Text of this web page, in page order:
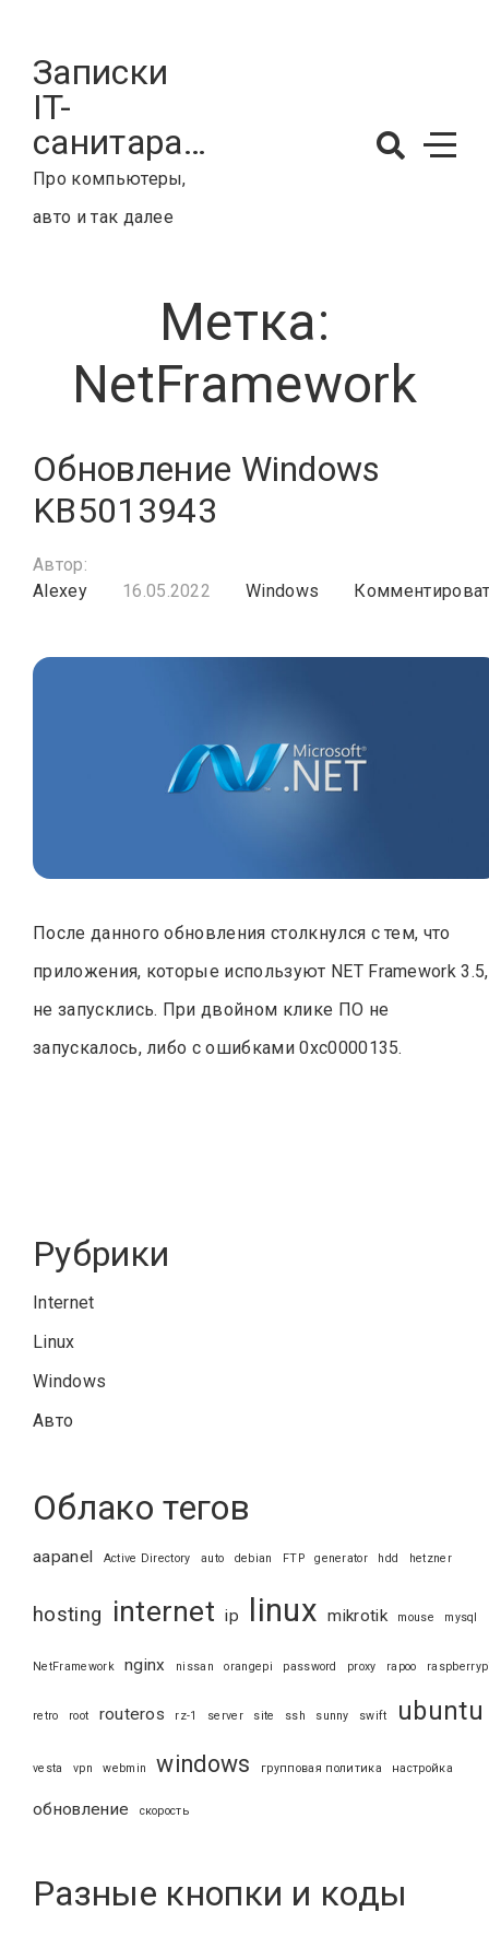
contentЗаписки
IT-
санитара…
Про компьютеры,
авто и так далее
Метка:
NetFramework
Обновление Windows
KB5013943
Автор:
Alexey
16.05.2022 Windows
После данного обновления столкнулся с тем, что
приложения, которые используют NET Framework 3.5,
не запусклись. При двойном клике ПО не
запускалось, либо с ошибками 0xc0000135.
Рубрики
Internet
Linux
Windows
Авто
Облако тегов
aapanel Active Directory auto debian FTP generator hdd hetzner
hosting internet ip linux mikrotik mouse mysql
NetFramework nginx nissan orangepi password proxy rapoo
retro root routeros rz-1 server site ssh sunny swift ubuntu
vesta vpn webmin windows групповая политика настройка
обновление скорость
Разные кнопки и коды